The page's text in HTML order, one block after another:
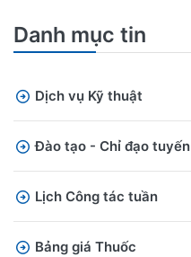
Danh mục tin
Dịch vụ Kỹ thuật
Đào tạo - Chỉ đạo tuyến
Lịch Công tác tuần
Bảng giá Thuốc